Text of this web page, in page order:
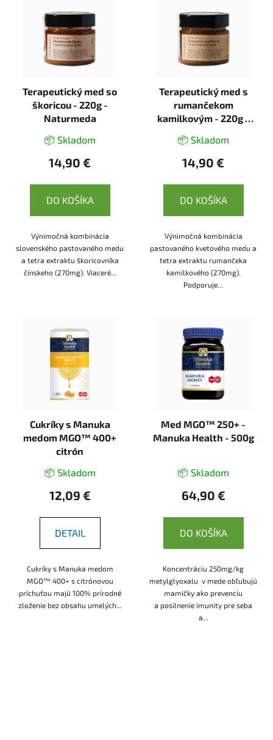
Terapeutický med so
škoricou - 220g -
Naturmeda
📦 Skladom
14,90 €
DO KOŠÍKA
Výnimočná kombinácia
slovenského pastovaného medu
a tetra extraktu škoricovníka
čínskeho (270mg). Viaceré...
Terapeutický med s
rumančekom
kamilkovým - 220g -
📦 Skladom
14,90 €
DO KOŠÍKA
Výnimočná kombinácia
pastovaného kvetového medu a
tetra extraktu rumančeka
kamilkového (270mg).
Podporuje...
Cukríky s Manuka
medom MGO™ 400+
citrón
📦 Skladom
12,09 €
DETAIL
Cukríky s Manuka medom
MGO™ 400+ s citrónovou
príchuťou majú 100% prírodné
zloženie bez obsahu umelých...
Med MGO™ 250+ -
Manuka Health - 500g
📦 Skladom
64,90 €
DO KOŠÍKA
Koncentráciu 250mg/kg
metylglyoxalu v mede obľubujú
mamičky ako prevenciu
a posilnenie imunity pre seba
a...